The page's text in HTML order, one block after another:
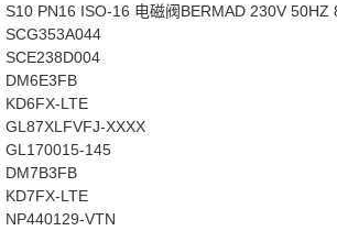
S10 PN16 ISO-16 电磁阀BERMAD 230V 50HZ
SCG353A044
SCE238D004
DM6E3FB
KD6FX-LTE
GL87XLFVFJ-XXXX
GL170015-145
DM7B3FB
KD7FX-LTE
NP440129-VTN